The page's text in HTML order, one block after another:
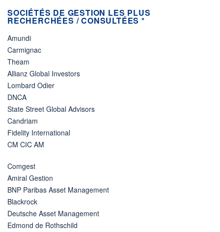
SOCIÉTÉS DE GESTION LES PLUS
RECHERCHÉES / CONSULTÉES *
Amundi
Carmignac
Theam
Allianz Global Investors
Lombard Odier
DNCA
State Street Global Advisors
Candriam
Fidelity International
CM CIC AM
Comgest
Amiral Gestion
BNP Paribas Asset Management
Blackrock
Deutsche Asset Management
Edmond de Rothschild